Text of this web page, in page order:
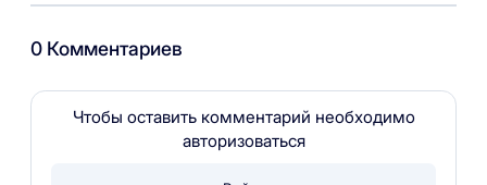
0 Комментариев
Чтобы оставить комментарий необходимо
авторизоваться